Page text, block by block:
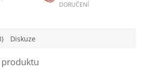
DORUČENÍ
Diskuze